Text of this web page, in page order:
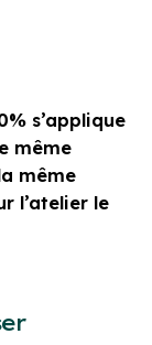
s’applique
même
même
l’atelier le